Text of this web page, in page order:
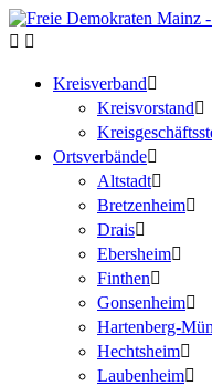
Kreisverband
Kreisvorstand
Ortsverbände
Altstadt
Bretzenheim
Drais
Ebersheim
Finthen
Gonsenheim
Hartenberg-
Hechtsheim
Laubenheim